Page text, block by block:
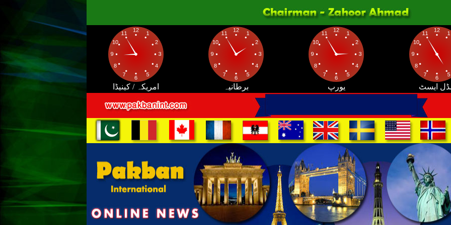
امریکہ / کینیڈا برطانیہ یورپ ایسٹ